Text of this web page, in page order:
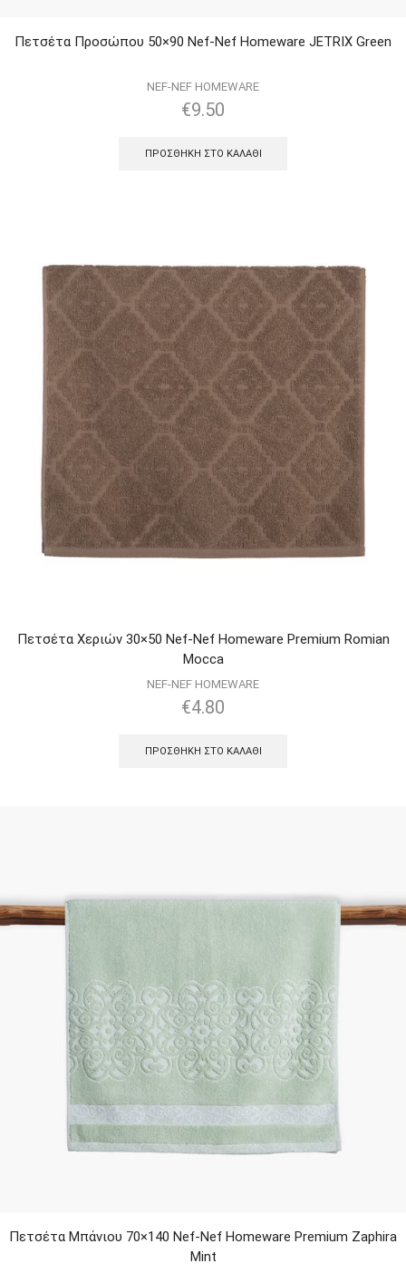
Πετσέτα Προσώπου 50×90 Nef-Nef Homeware JETRIX Green
NEF-NEF HOMEWARE
€9.50
ΠΡΟΣΘΉΚΗ ΣΤΟ ΚΑΛΆΘΙ
Πετσέτα Χεριών 30×50 Nef-Nef Homeware Premium Romian
Mocca
NEF-NEF HOMEWARE
€4.80
ΠΡΟΣΘΉΚΗ ΣΤΟ ΚΑΛΆΘΙ
Πετσέτα Μπάνιου 70×140 Nef-Nef Homeware Premium Zaphira
Mint